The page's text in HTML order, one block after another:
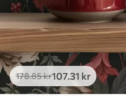
178.85kr107.31 kr